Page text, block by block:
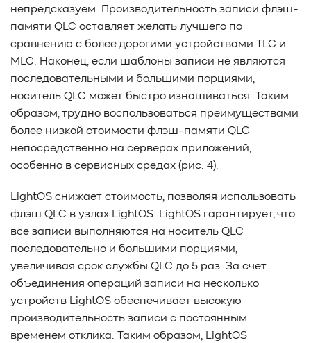
непредсказуем. Производительность записи флэш-
памяти QLC оставляет желать лучшего по
сравнению с более дорогими устройствами TLC и
MLC. Наконец, если шаблоны записи не являются
последовательными и большими порциями,
носитель QLC может быстро изнашиваться. Таким
образом, трудно воспользоваться преимуществами
более низкой стоимости флэш-памяти QLC
непосредственно на серверах приложений,
особенно в сервисных средах (рис. 4).
LightOS снижает стоимость, позволяя использовать
флэш QLC в узлах LightOS. LightOS гарантирует, что
все записи выполняются на носитель QLC
последовательно и большими порциями,
увеличивая срок службы QLC до 5 раз. За счет
объединения операций записи на несколько
устройств LightOS обеспечивает высокую
производительность записи с постоянным
временем отклика. Таким образом, LightOS